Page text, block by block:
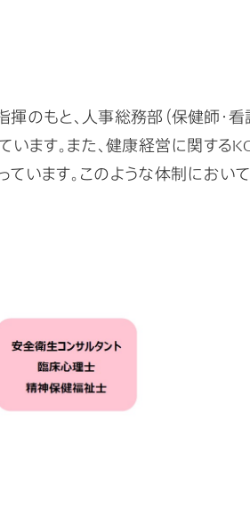
のもと、人事総務部（保健師・
ます。また、健康経営に関す
ます。このような体制におい